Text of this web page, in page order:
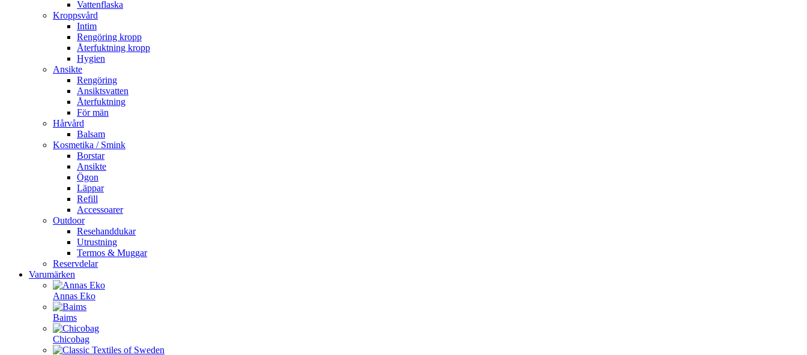
Vattenflaska
Kroppsvård
Intim
Rengöring kropp
Återfuktning kropp
Hygien
Ansikte
Rengöring
Ansiktsvatten
Återfuktning
För män
Hårvård
Balsam
Kosmetika / Smink
Borstar
Ansikte
Ögon
Läppar
Refill
Accessoarer
Outdoor
Resehanddukar
Utrustning
Termos & Muggar
Reservdelar
Varumärken
Annas Eko
Baims
Chicobag